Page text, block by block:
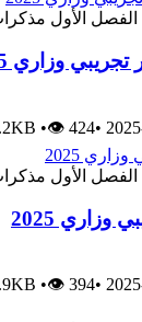
الفصل الأول
وزاري 2025
•
•👁 424
الفصل الأول
2025
•
•👁 394